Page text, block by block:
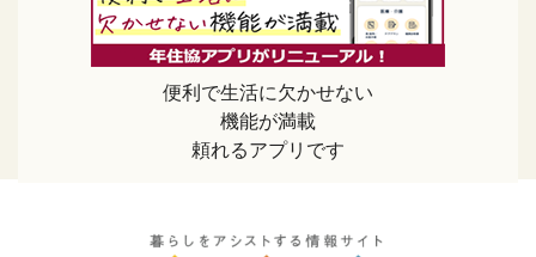
便利で生活に欠かせない
機能が満載
頼れるアプリです